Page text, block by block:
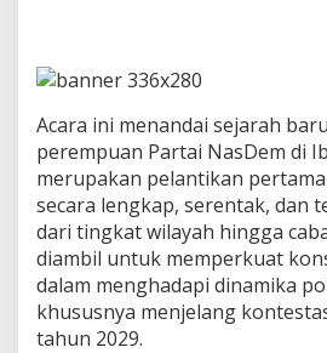
m
e
D
K
I
J
a
k
a
r
Acara ini menandai sejarah
perempuan Partai NasDem di
merupakan pelantikan
secara lengkap, serentak, dan
dari tingkat wilayah hingga
diambil untuk memperkuat
dalam menghadapi dinamika
khususnya menjelang
tahun 2029.